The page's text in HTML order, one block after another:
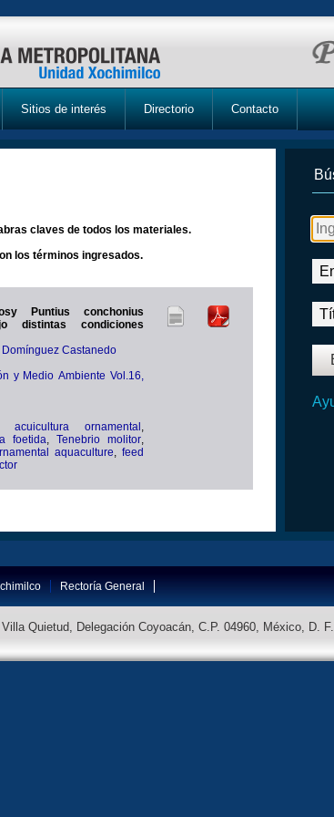
Sitios de interés Directorio Contacto
claves de todos los materiales.
los términos ingresados.
Puntius conchonius
Domínguez Castanedo
y Medio Ambiente Vol.16,
acuicultura ornamental
foetida Tenebrio molitor
aquaculture
feed
Rectoría General
Quietud, Delegación Coyoacán, C.P. 04960, México, D.